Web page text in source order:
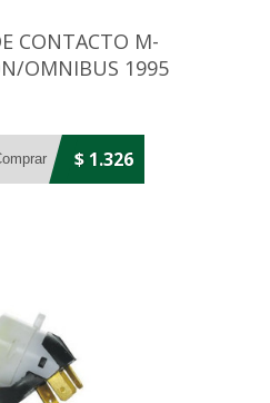
CONTACTO M-
OMNIBUS 1995
$ 1.326